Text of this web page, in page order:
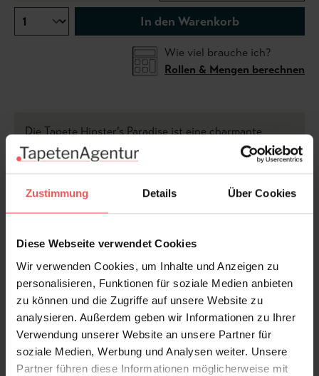
Zustimmung Details Über Cookies
Diese Webseite verwendet Cookies
Wir verwenden Cookies, um Inhalte und Anzeigen zu
personalisieren, Funktionen für soziale Medien anbieten
zu können und die Zugriffe auf unsere Website zu
analysieren. Außerdem geben wir Informationen zu Ihrer
Verwendung unserer Website an unsere Partner für
soziale Medien, Werbung und Analysen weiter. Unsere
Partner führen diese Informationen möglicherweise mit
In den Warenkorb
Wie viel brauche ich?
Rollen & Mengen berechnen
Die Tapete Hipster’s Paradise ist eine charmante
Momentaufnahme des urbanen Lebens. Menschen
flanieren mit Kaffee in der Hand, Hunde begleiten sie
unbeschwerte Rhythmus der Stadt mit.
sympathisch unperfekt – jeder Gang, jede Pose
erzählt eine kleine Geschichte. In sanften, frischen
Farben und auf hellem Grund wirkt das Motiv leicht
und modern, fast wie eine Illustration aus einem
Modejournal.